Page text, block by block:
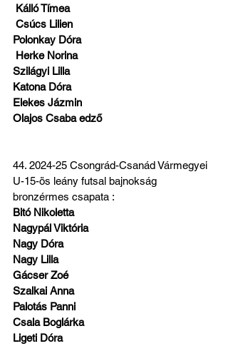
Kálló Tímea
Csúcs Lilien
Polonkay Dóra
Herke Norina
Szilágyi Lilla
Katona Dóra
Elekes Jázmin
Olajos Csaba edző
44. 2024-25 Csongrád-Csanád Vármegyei
U-15-ös leány futsal bajnokság
bronzérmes csapata :
Bitó Nikoletta
Nagypál Viktória
Nagy Dóra
Nagy Lilla
Gácser Zoé
Szalkai Anna
Palotás Panni
Csala Boglárka
Ligeti Dóra